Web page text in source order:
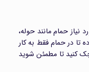
نیاز حمام مانند حوله،
تا در حمام فقط به کار
کنید تا مطمئن شوید